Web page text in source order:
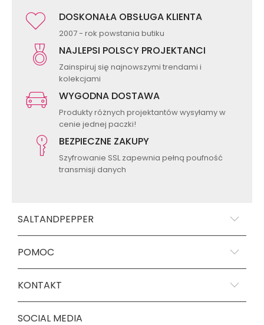
DOSKONAŁA OBSŁUGA KLIENTA
2007 - rok powstania butiku
NAJLEPSI POLSCY PROJEKTANCI
Zainspiruj się najnowszymi trendami i
kolekcjami
WYGODNA DOSTAWA
Produkty różnych projektantów wysyłamy w
cenie jednej paczki!
BEZPIECZNE ZAKUPY
Szyfrowanie SSL zapewnia pełną poufność
transmisji danych
SALTANDPEPPER
POMOC
KONTAKT
SOCIAL MEDIA